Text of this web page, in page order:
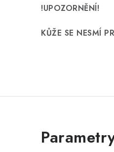
!UPOZORNĚNÍ!
KŮŽE SE NESMÍ